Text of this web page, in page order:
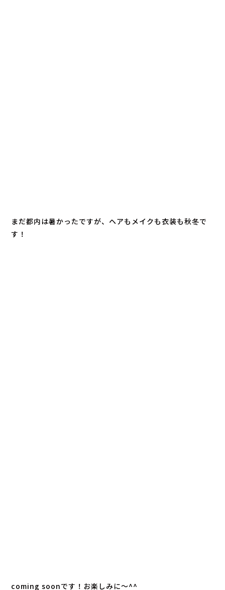
まだ都内は暑かったですが、ヘアもメイクも衣装も秋冬で
す！
coming soonです！お楽しみに〜^^